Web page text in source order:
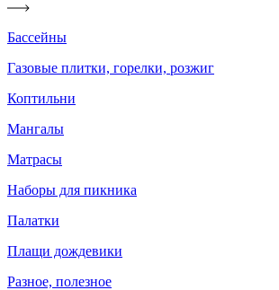
Бассейны
Газовые плитки, горелки, розжиг
Коптильни
Мангалы
Матрасы
Наборы для пикника
Палатки
Плащи дождевики
Разное, полезное